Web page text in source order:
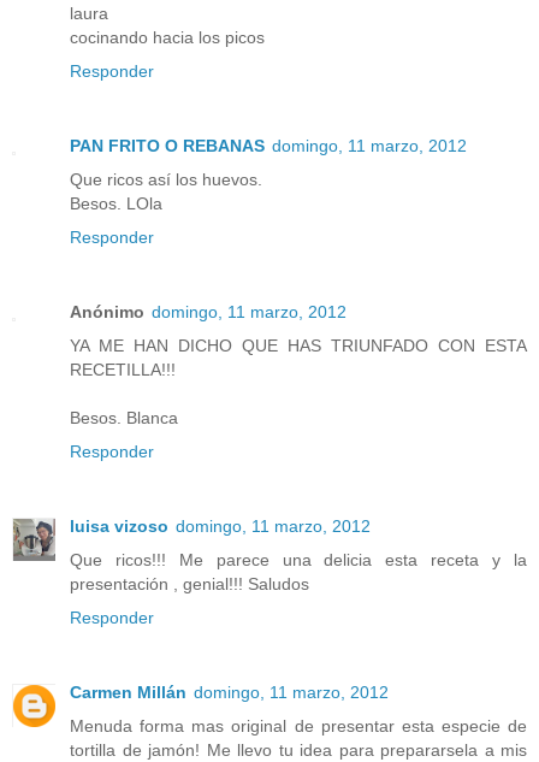
laura
cocinando hacia los picos
Responder
PAN FRITO O REBANAS domingo, 11 marzo, 2012
Que ricos así los huevos.
Besos. LOla
Responder
Anónimo domingo, 11 marzo, 2012
YA ME HAN DICHO QUE HAS TRIUNFADO CON ESTA
RECETILLA!!!
Besos. Blanca
Responder
luisa vizoso domingo, 11 marzo, 2012
Que ricos!!! Me parece una delicia esta receta y la
presentación , genial!!! Saludos
Responder
Carmen Millán domingo, 11 marzo, 2012
Menuda forma mas original de presentar esta especie de
tortilla de jamón! Me llevo tu idea para prepararsela a mis